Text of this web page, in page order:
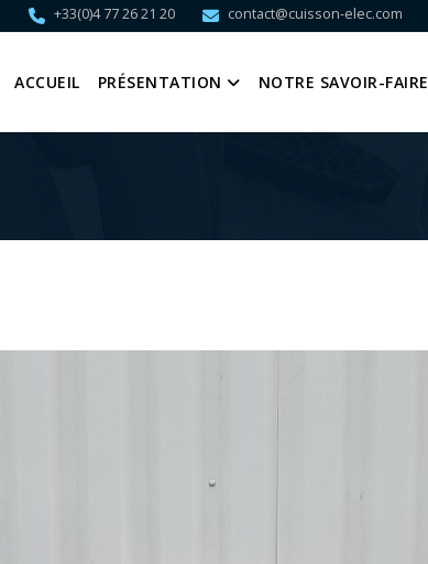
+33(0)4 77 26 21 20 contact@cuisson-elec.com
ACCUEIL PRÉSENTATION NOTRE SAVOIR-FAIRE